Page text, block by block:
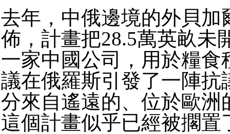
去年，中俄邊境的外貝加
佈，計畫把28.5萬英畝未
一家中國公司，用於糧食
議在俄羅斯引發了一陣抗
分來自遙遠的、位於歐洲
這個計畫似乎已經被擱置